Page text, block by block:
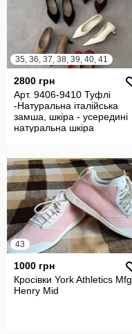
35, 36, 37, 38, 39, 40, 41
2800 грн
Арт. 9406-9410 Туфлі
-Натуральна італійська
замша, шкіра - усередині
натуральна шкіра
43
1000 грн
Кросівки York Athletics Mfg
Henry Mid